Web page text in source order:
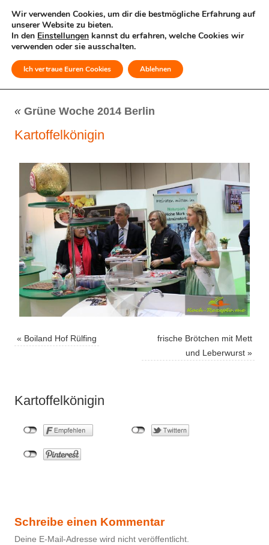
MENÜ
« Grüne Woche 2014 Berlin
Kartoffelkönigin
« Boiland Hof Rülfing
frische Brötchen mit Mett
und Leberwurst »
Kartoffelkönigin
Schreibe einen Kommentar
Deine E-Mail-Adresse wird nicht veröffentlicht.
Wir verwenden Cookies, um dir die bestmögliche Erfahrung auf
unserer Website zu bieten.
In den Einstellungen kannst du erfahren, welche Cookies wir
verwenden oder sie ausschalten.
Ich vertraue Euren Cookies Ablehnen